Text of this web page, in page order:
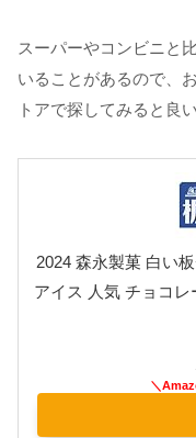
スーパーやコンビニと
いることがあるので、
トアで探してみると良
2024 森永製菓 白い
アイス 人気 チョコ